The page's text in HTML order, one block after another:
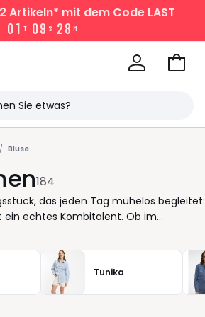
Artikeln* mit dem Code LAST
01 T 09 S 28 M
Zum
Bluse
184
das jeden Tag mühelos begleitet:
ein echtes Kombitalent. Ob im
mit Freundinnen oder für den
richtigen Bluse sind Sie im Nu perfekt
zu müssen. Von der klassischen
zur fließenden Tunika: Unsere
Figur und jeden Stil das passende
Tunika